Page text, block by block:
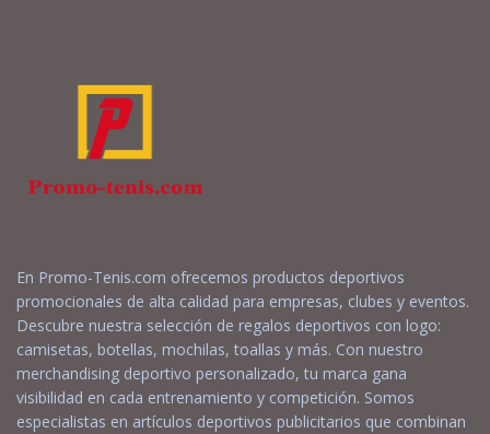
En Promo-Tenis.com ofrecemos productos deportivos
promocionales de alta calidad para empresas, clubes y eventos.
Descubre nuestra selección de regalos deportivos con logo:
camisetas, botellas, mochilas, toallas y más. Con nuestro
merchandising deportivo personalizado, tu marca gana
visibilidad en cada entrenamiento y competición. Somos
especialistas en artículos deportivos publicitarios que combinan